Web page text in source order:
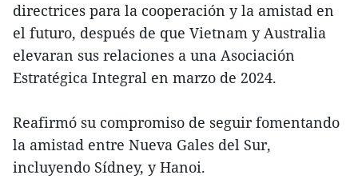
directrices para la cooperación y la amistad en
el futuro, después de que Vietnam y Australia
elevaran sus relaciones a una Asociación
Estratégica Integral en marzo de 2024.
Reafirmó su compromiso de seguir fomentando
la amistad entre Nueva Gales del Sur,
incluyendo Sídney, y Hanoi.